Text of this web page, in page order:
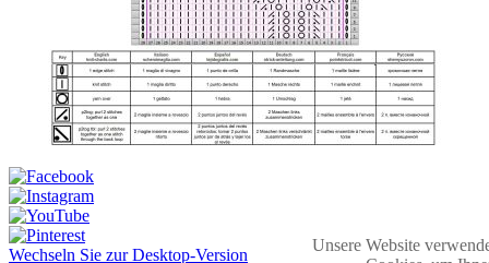
Wechseln Sie zur Desktop-Version
Unsere Website